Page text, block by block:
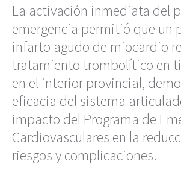
La activación inmediata del
emergencia permitió que un
infarto agudo de miocardio
tratamiento trombolítico en
en el interior provincial,
eficacia del sistema
impacto del Programa de
Cardiovasculares en la
riesgos y complicaciones.